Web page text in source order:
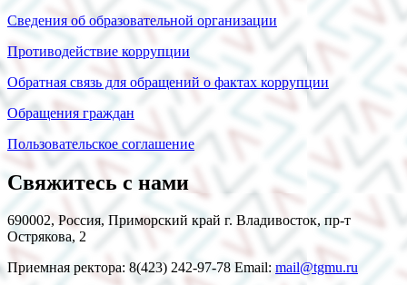
Сведения об образовательной организации
Противодействие коррупции
Обратная связь для обращений о фактах коррупции
Обращения граждан
Пользовательское соглашение
Свяжитесь с нами
690002, Россия, Приморский край г. Владивосток, пр-т
Острякова, 2
Приемная ректора: 8(423) 242-97-78 Email: mail@tgmu.ru